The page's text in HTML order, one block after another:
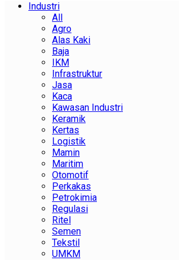
Industri
All
Agro
Alas Kaki
Baja
IKM
Infrastruktur
Jasa
Kaca
Kawasan Industri
Keramik
Kertas
Logistik
Mamin
Maritim
Otomotif
Perkakas
Petrokimia
Regulasi
Ritel
Semen
Tekstil
UMKM